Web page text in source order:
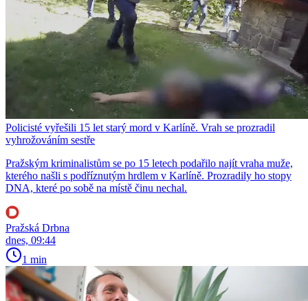
Policisté vyřešili 15 let starý mord v Karlíně. Vrah se prozradil
vyhrožováním sestře
Pražským kriminalistům se po 15 letech podařilo najít vraha muže,
kterého našli s podříznutým hrdlem v Karlíně. Prozradily ho stopy
DNA, které po sobě na místě činu nechal.
Pražská Drbna
dnes, 09:44
1 min